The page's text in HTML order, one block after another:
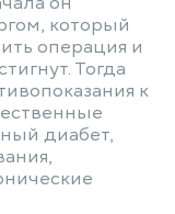
который
операция и
Тогда
к
диабет,